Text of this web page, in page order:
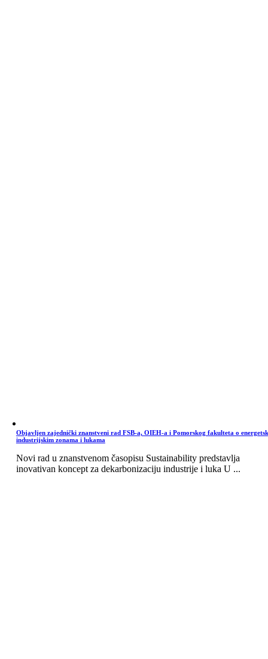
Objavljen zajednički znanstveni rad FSB-a, OIEH-a i Pomorskog fakulteta o
industrijskim zonama i lukama
Novi rad u znanstvenom časopisu Sustainability predstavlja
inovativan koncept za dekarbonizaciju industrije i luka U ...